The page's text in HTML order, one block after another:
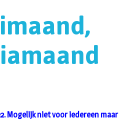
Mogelijk niet voor iedereen maar